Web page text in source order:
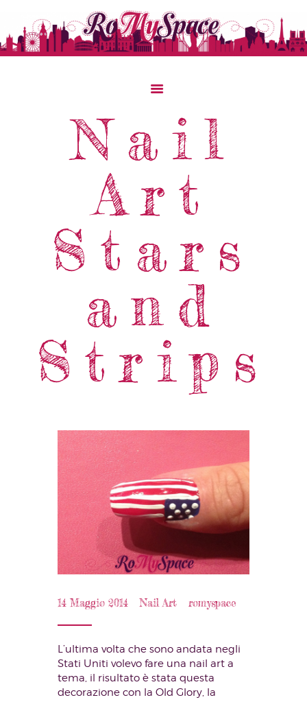
Nail
Art
Stars
and
Strips
Storie Di Viaggio
Cibo Dal Mondo
Viaggia Con Noi
News & Tips
Contatti
14 Maggio 2014 Nail Art romyspace
L’ultima volta che sono andata negli
Stati Uniti volevo fare una nail art a
tema, il risultato è stata questa
decorazione con la Old Glory, la